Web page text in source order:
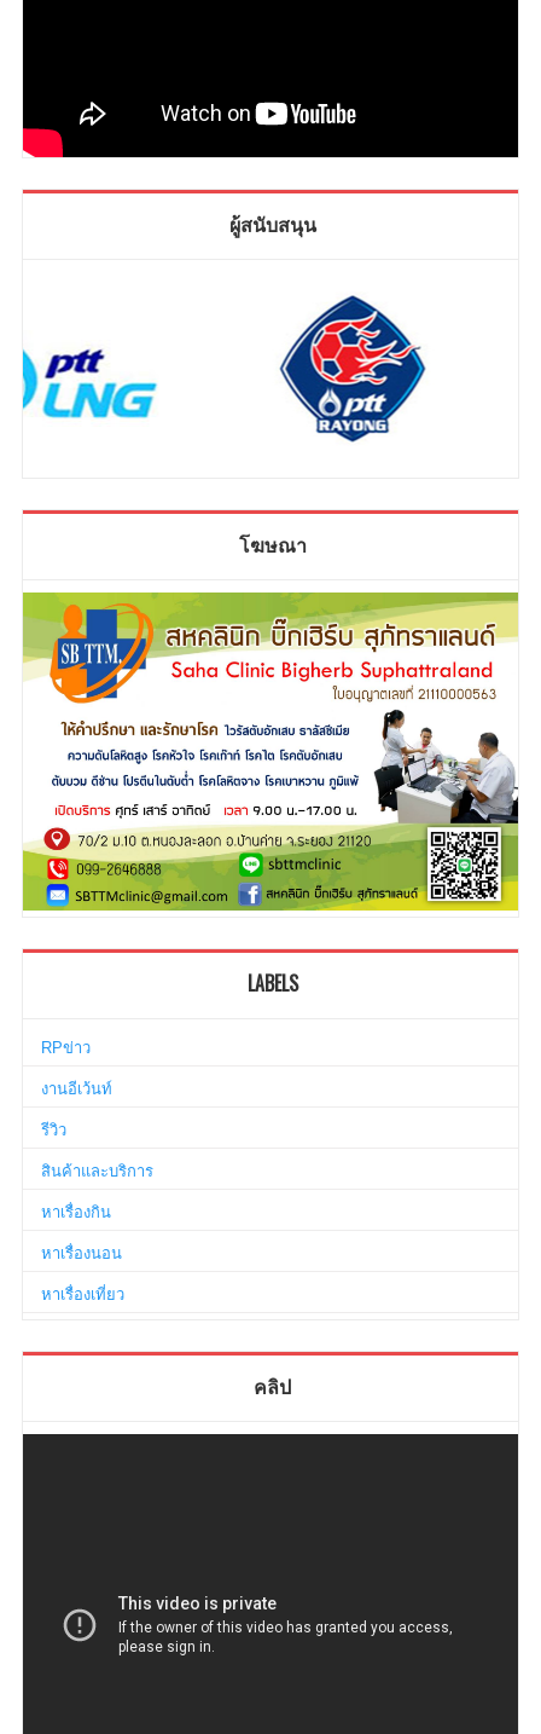
ผู้สนับสนุน
โฆษณา
LABELS
RPข่าว
งานอีเว้นท์
รีวิว
สินค้าและบริการ
หาเรื่องกิน
หาเรื่องนอน
หาเรื่องเที่ยว
คลิป